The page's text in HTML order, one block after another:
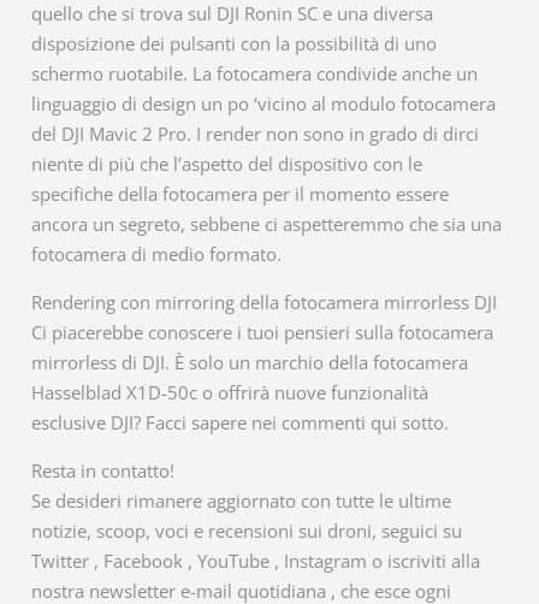
quello che si trova sul DJI Ronin SC e una diversa
disposizione dei pulsanti con la possibilità di uno
schermo ruotabile. La fotocamera condivide anche un
linguaggio di design un po ‘vicino al modulo fotocamera
del DJI Mavic 2 Pro. I render non sono in grado di dirci
niente di più che l’aspetto del dispositivo con le
specifiche della fotocamera per il momento essere
ancora un segreto, sebbene ci aspetteremmo che sia una
fotocamera di medio formato.
Rendering con mirroring della fotocamera mirrorless DJI
Ci piacerebbe conoscere i tuoi pensieri sulla fotocamera
mirrorless di DJI. È solo un marchio della fotocamera
Hasselblad X1D-50c o offrirà nuove funzionalità
esclusive DJI? Facci sapere nei commenti qui sotto.
Resta in contatto!
Se desideri rimanere aggiornato con tutte le ultime
notizie, scoop, voci e recensioni sui droni, seguici su
Twitter , Facebook , YouTube , Instagram o iscriviti alla
nostra newsletter e-mail quotidiana , che esce ogni